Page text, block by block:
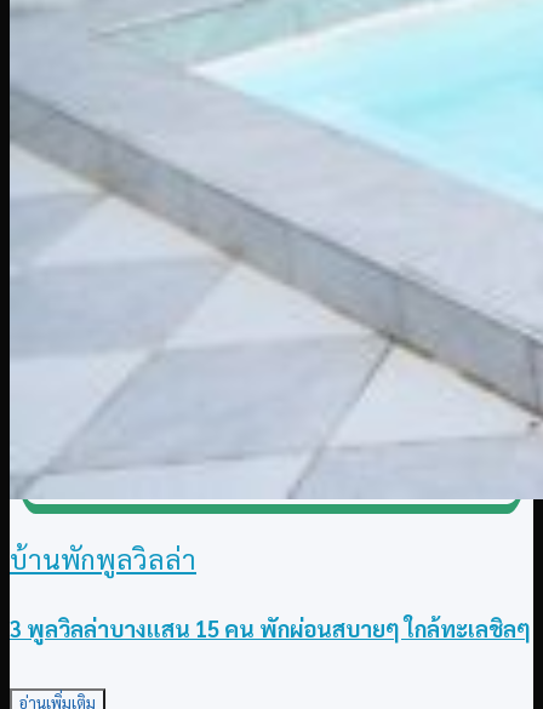
บ้านพักพูลวิลล่า
3 พูลวิลล่าบางแสน 15 คน พักผ่อนสบายๆ ใกล้ทะเลชิลๆ
อ่านเพิ่มเติม